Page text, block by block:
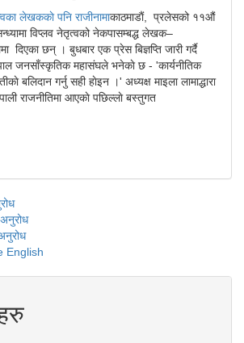
काठमाडाैं, प्रलेसको ११औं
विप्लव नेतृत्वको नेकपासम्बद्ध लेखक–
दिएका छन् । बुधबार एक प्रेस बिज्ञप्ति जारी गर्दै
जनसाँस्कृतिक महासंघले भनेकाे छ - 'कार्यनीतिक
बलिदान गर्नु सही हाेइन ।' अध्यक्ष माइला लामाद्धारा
राजनीतिमा आएकाे पछिल्लाे बस्तुगत